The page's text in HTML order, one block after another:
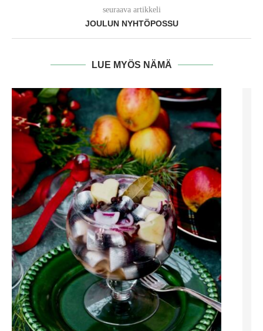
seuraava artikkeli
JOULUN NYHTÖPOSSU
LUE MYÖS NÄMÄ